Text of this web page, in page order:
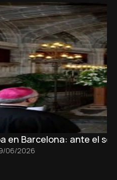
en Barcelona: ante el
06/2026